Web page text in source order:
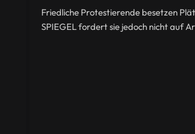
Friedliche Protestierende besetzen
SPIEGEL fordert sie jedoch nicht auf